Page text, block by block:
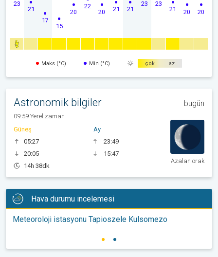
23
21
17
15
20
22
20 21 21
23 23
21 20 20
Maks (°C) Min (°C) çok az
Astronomik bilgiler bugün
09:59 Yerel zaman
Güneş
05:27
20:05
14h 38dk
Ay
23:49
15:47
Azalan orak
Hava durumu incelemesi
Meteoroloji istasyonu Tapioszele Kulsomezo